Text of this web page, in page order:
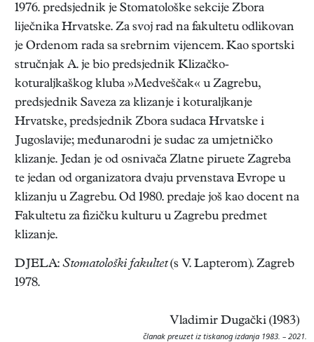
1976. predsjednik je Stomatološke sekcije Zbora
liječnika Hrvatske. Za svoj rad na fakultetu odlikovan
je Ordenom rada sa srebrnim vijencem. Kao sportski
stručnjak A. je bio predsjednik Klizačko-
koturaljkaškog kluba »Medveščak« u Zagrebu,
predsjednik Saveza za klizanje i koturaljkanje
Hrvatske, predsjednik Zbora sudaca Hrvatske i
Jugoslavije; međunarodni je sudac za umjetničko
klizanje. Jedan je od osnivača Zlatne piruete Zagreba
te jedan od organizatora dvaju prvenstava Evrope u
klizanju u Zagrebu. Od 1980. predaje još kao docent na
Fakultetu za fizičku kulturu u Zagrebu predmet
klizanje.
DJELA: Stomatološki fakultet(s V. Lapterom). Zagreb
1978.
Vladimir Dugački (1983)
članak preuzet iz tiskanog izdanja 1983. – 2021.